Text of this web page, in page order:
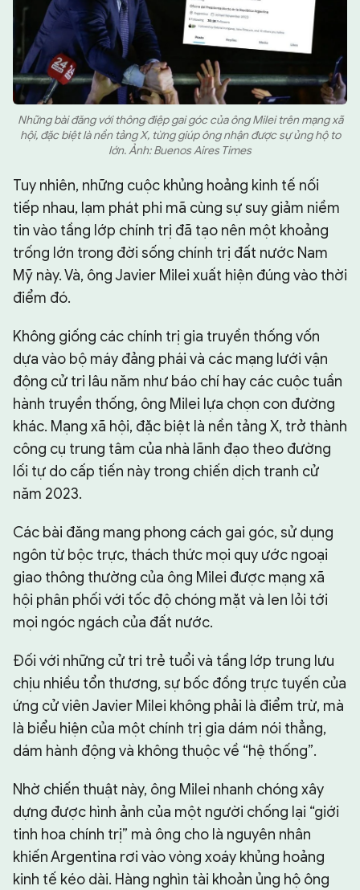
Những bài đăng với thông điệp gai góc của ông Milei trên mạng xã
hội, đặc biệt là nền tảng X, từng giúp ông nhận được sự ủng hộ to
lớn. Ảnh: Buenos Aires Times
Tuy nhiên, những cuộc khủng hoảng kinh tế nối
tiếp nhau, lạm phát phi mã cùng sự suy giảm niềm
tin vào tầng lớp chính trị đã tạo nên một khoảng
trống lớn trong đời sống chính trị đất nước Nam
Mỹ này. Và, ông Javier Milei xuất hiện đúng vào thời
điểm đó.
Không giống các chính trị gia truyền thống vốn
dựa vào bộ máy đảng phái và các mạng lưới vận
động cử tri lâu năm như báo chí hay các cuộc tuần
hành truyền thống, ông Milei lựa chọn con đường
khác. Mạng xã hội, đặc biệt là nền tảng X, trở thành
công cụ trung tâm của nhà lãnh đạo theo đường
lối tự do cấp tiến này trong chiến dịch tranh cử
năm 2023.
Các bài đăng mang phong cách gai góc, sử dụng
ngôn từ bộc trực, thách thức mọi quy ước ngoại
giao thông thường của ông Milei được mạng xã
hội phân phối với tốc độ chóng mặt và len lỏi tới
mọi ngóc ngách của đất nước.
Đối với những cử tri trẻ tuổi và tầng lớp trung lưu
chịu nhiều tổn thương, sự bốc đồng trực tuyến của
ứng cử viên Javier Milei không phải là điểm trừ, mà
là biểu hiện của một chính trị gia dám nói thẳng,
dám hành động và không thuộc về “hệ thống”.
Nhờ chiến thuật này, ông Milei nhanh chóng xây
dựng được hình ảnh của một người chống lại “giới
tinh hoa chính trị” mà ông cho là nguyên nhân
khiến Argentina rơi vào vòng xoáy khủng hoảng
kinh tế kéo dài. Hàng nghìn tài khoản ủng hộ ông